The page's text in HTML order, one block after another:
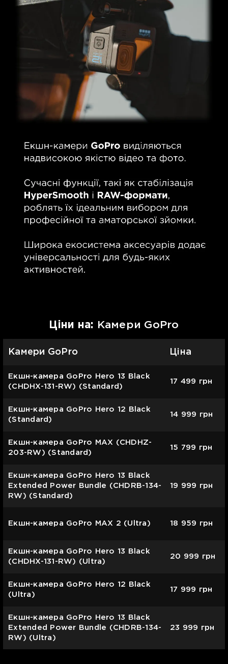
Цiни на: Камери GoPro
Камери GoPro Ціна
Екшн-камера GoPro Hero 13 Black
(CHDHX-131-RW) (Standard)
17 499 грн
Екшн-камера GoPro Hero 12 Black
(Standard)
14 999 грн
Екшн-камера GoPro MAX (CHDHZ-
203-RW) (Standard)
15 799 грн
Екшн-камера GoPro Hero 13 Black
Extended Power Bundle (CHDRB-134-
RW) (Standard)
19 999 грн
Екшн-камера GoPro MAX 2 (Ultra) 18 959 грн
Екшн-камера GoPro Hero 13 Black
(CHDHX-131-RW) (Ultra)
20 999 грн
Екшн-камера GoPro Hero 12 Black
(Ultra)
17 999 грн
Екшн-камера GoPro Hero 13 Black
Extended Power Bundle (CHDRB-134-
RW) (Ultra)
23 999 грн